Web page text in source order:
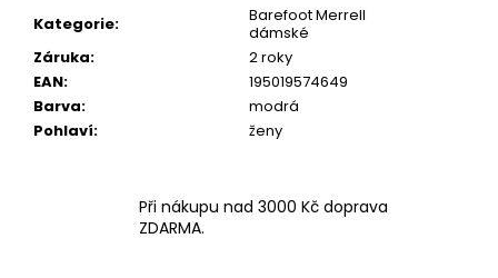
Kategorie:
Barefoot Merrell
dámské
Záruka:
2 roky
EAN:
195019574649
Barva:
modrá
Pohlaví: ženy
Při nákupu nad 3000 Kč doprava
ZDARMA.